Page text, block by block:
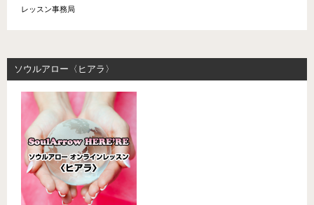
レッスン事務局
ソウルアロー〈ヒアラ〉